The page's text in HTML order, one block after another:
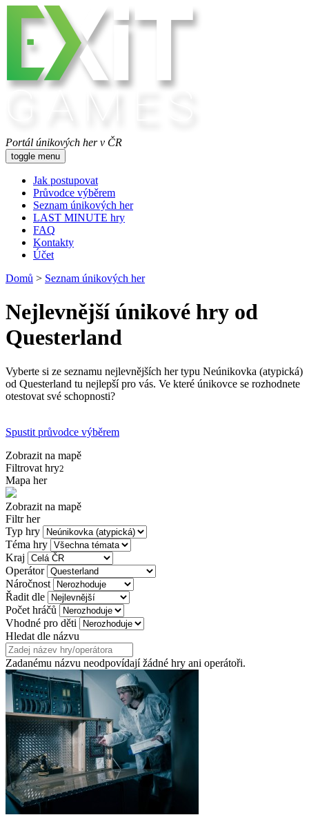
Portál únikových her v ČR
toggle menu
Jak postupovat
Průvodce výběrem
Seznam únikových her
LAST MINUTE hry
FAQ
Kontakty
Účet
Domů > Seznam únikových her
Nejlevnější únikové hry od
Questerland
Vyberte si ze seznamu nejlevnějších her typu Neúnikovka (atypická)
od Questerland tu nejlepší pro vás. Ve které únikovce se rozhodnete
otestovat své schopnosti?
Spustit průvodce výběrem
Zobrazit na mapě
Filtrovat hry2
Mapa her
Zobrazit na mapě
Filtr her
Typ hry
Téma hry
Kraj
Operátor
Náročnost
Řadit dle
Počet hráčů
Vhodné pro děti
Hledat dle názvu
Zadanému názvu neodpovídají žádné hry ani operátoři.